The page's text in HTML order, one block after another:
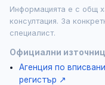
Информацията е с общ
консултация. За
специалист.
Официални
Агенция по
регистър ↗